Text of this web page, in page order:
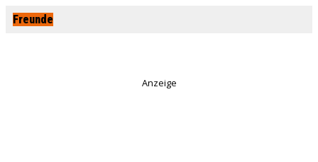
Freunde
Anzeige